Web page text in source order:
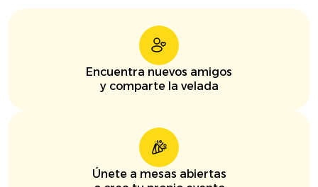
Encuentra nuevos amigos
y comparte la velada
Únete a mesas abiertas